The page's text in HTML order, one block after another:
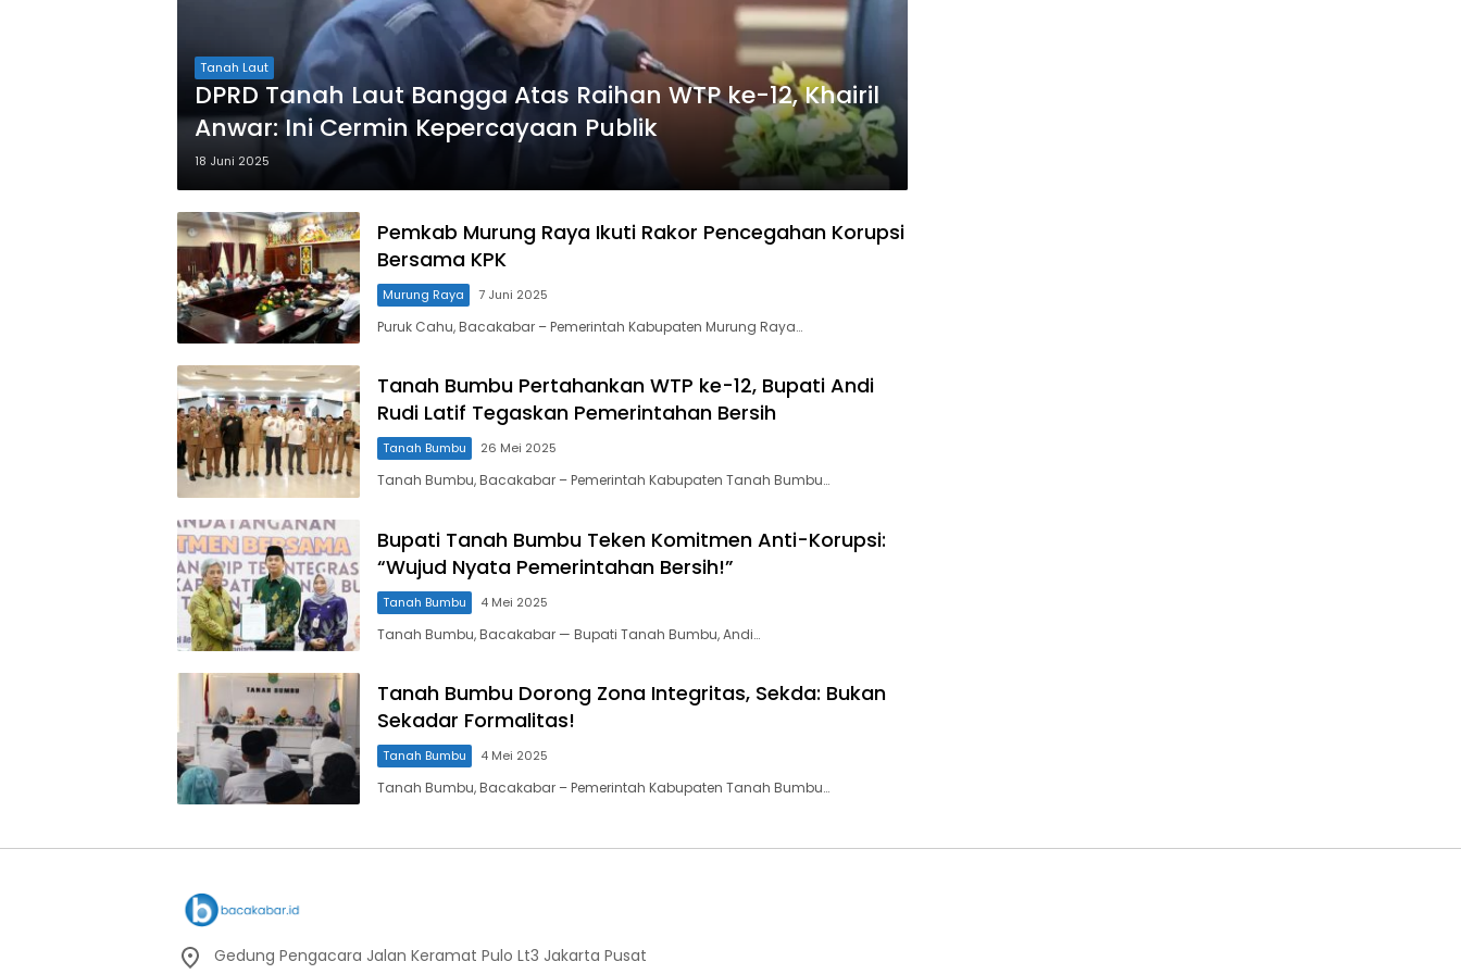
Tanah Laut
DPRD Tanah Laut Bangga Atas Raihan WTP ke-12, Khairil
Anwar: Ini Cermin Kepercayaan Publik
18 Juni 2025
Pemkab Murung Raya Ikuti Rakor Pencegahan Korupsi
Bersama KPK
Murung Raya 7 Juni 2025
Puruk Cahu, Bacakabar – Pemerintah Kabupaten Murung Raya…
Tanah Bumbu Pertahankan WTP ke-12, Bupati Andi
Rudi Latif Tegaskan Pemerintahan Bersih
Tanah Bumbu 26 Mei 2025
Tanah Bumbu, Bacakabar – Pemerintah Kabupaten Tanah Bumbu…
Bupati Tanah Bumbu Teken Komitmen Anti-Korupsi:
“Wujud Nyata Pemerintahan Bersih!”
Tanah Bumbu 4 Mei 2025
Tanah Bumbu, Bacakabar — Bupati Tanah Bumbu, Andi…
Tanah Bumbu Dorong Zona Integritas, Sekda: Bukan
Sekadar Formalitas!
Tanah Bumbu 4 Mei 2025
Tanah Bumbu, Bacakabar – Pemerintah Kabupaten Tanah Bumbu…
Gedung Pengacara Jalan Keramat Pulo Lt3 Jakarta Pusat